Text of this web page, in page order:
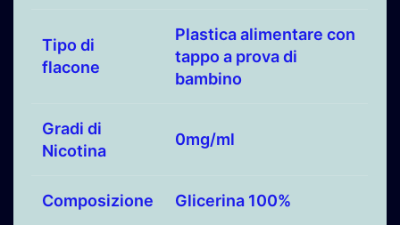
Tipo di
flacone
Plastica alimentare con
tappo a prova di
bambino
Gradi di
Nicotina
0mg/ml
Composizione Glicerina 100%